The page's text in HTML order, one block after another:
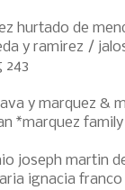
hurtado de
y ramirez /
243
y marquez &
*marquez
joseph martin
ignacia